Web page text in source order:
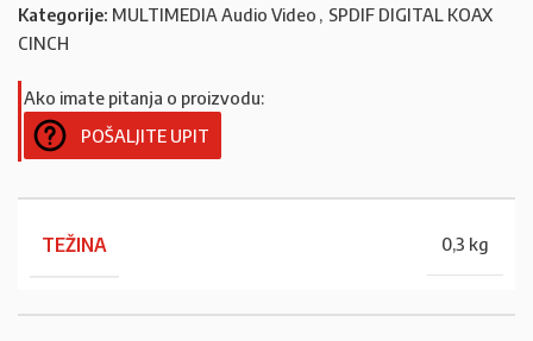
Kategorije: MULTIMEDIA Audio Video , SPDIF DIGITAL KOAX
CINCH
Ako imate pitanja o proizvodu:
POŠALJITE UPIT
TEŽINA 0,3 kg